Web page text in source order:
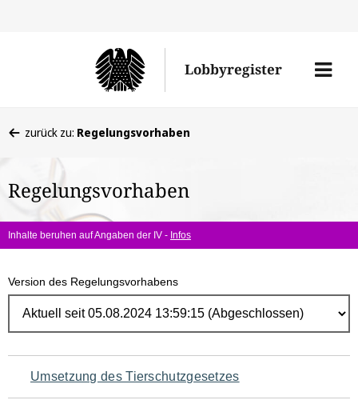
Lobbyregister
Menü
befinden
hier:
zurück zu: Regelungsvorhaben
Regelungsvorhaben
Inhalte beruhen auf Angaben der IV - Infos
Version des Regelungsvorhabens
Navigation
Umsetzung des Tierschutzgesetzes